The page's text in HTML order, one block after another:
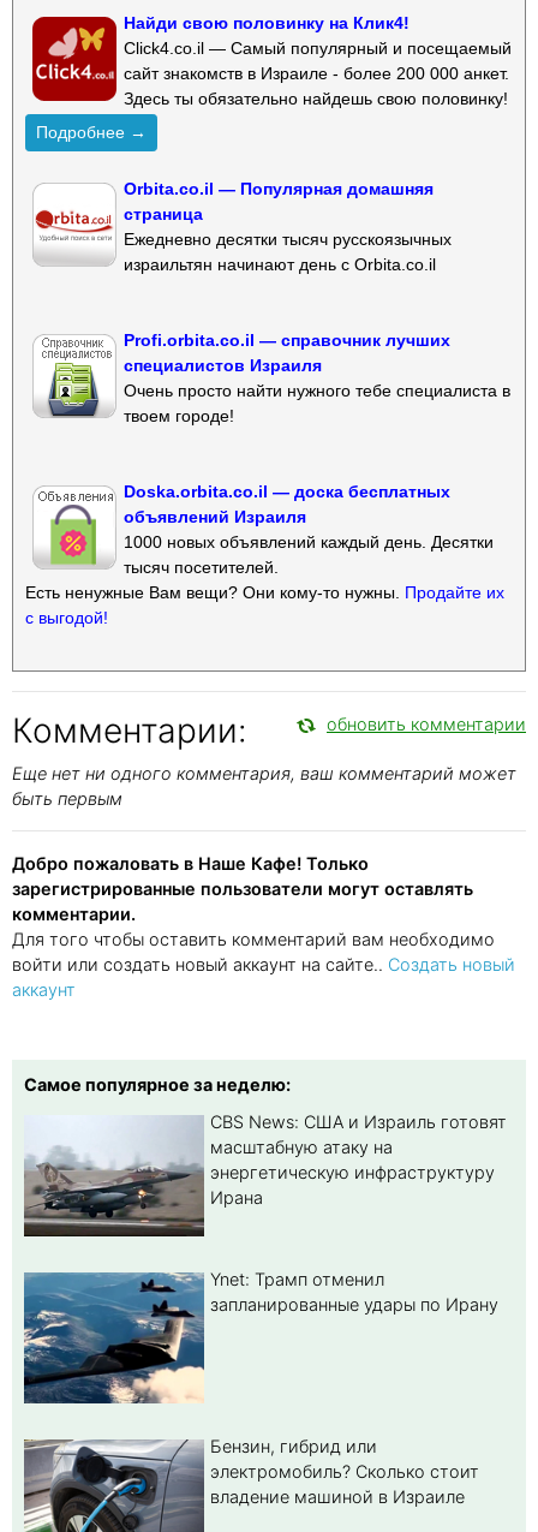
Найди свою половинку на Клик4!
Click4.co.il — Самый популярный и посещаемый
сайт знакомств в Израиле - более 200 000 анкет.
Здесь ты обязательно найдешь свою половинку!
Подробнее →
Orbita.co.il — Популярная домашняя
страница
Ежедневно десятки тысяч русскоязычных
израильтян начинают день с Orbita.co.il
Profi.orbita.co.il — справочник лучших
специалистов Израиля
Очень просто найти нужного тебе специалиста в
твоем городе!
Doska.orbita.co.il — доска бесплатных
объявлений Израиля
1000 новых объявлений каждый день. Десятки
тысяч посетителей.
Есть ненужные Вам вещи? Они кому-то нужны. Продайте их
с выгодой!
Комментарии: обновить комментарии
Еще нет ни одного комментария, ваш комментарий может
быть первым
Добро пожаловать в Наше Кафе! Только
зарегистрированные пользователи могут оставлять
комментарии.
Для того чтобы оставить комментарий вам необходимо
войти или создать новый аккаунт на сайте.. Создать новый
аккаунт
Самое популярное за неделю:
CBS News: США и Израиль готовят
масштабную атаку на
энергетическую инфраструктуру
Ирана
Ynet: Трамп отменил
запланированные удары по Ирану
Бензин, гибрид или
электромобиль? Cколько стоит
владение машиной в Израиле